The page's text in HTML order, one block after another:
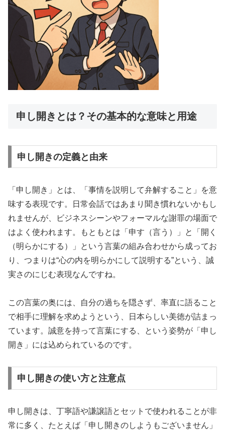
申し開きとは？その基本的な意味と用途
申し開きの定義と由来
「申し開き」とは、「事情を説明して弁解すること」を意
味する表現です。日常会話ではあまり聞き慣れないかもし
れませんが、ビジネスシーンやフォーマルな謝罪の場面で
はよく使われます。もともとは「申す（言う）」と「開く
（明らかにする）」という言葉の組み合わせから成ってお
り、つまりは“心の内を明らかにして説明する”という、誠
実さのにじむ表現なんですね。
この言葉の奥には、自分の過ちを隠さず、率直に語ること
で相手に理解を求めようという、日本らしい美徳が詰まっ
ています。誠意を持って言葉にする、という姿勢が「申し
開き」には込められているのです。
申し開きの使い方と注意点
申し開きは、丁寧語や謙譲語とセットで使われることが非
常に多く、たとえば「申し開きのしようもございません」